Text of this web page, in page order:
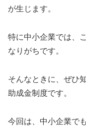
が生じます。
特に中小企業では、
なりがちです。
そんなときに、ぜひ
助成金制度です。
今回は、中小企業で